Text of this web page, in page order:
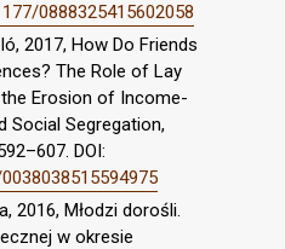
0888325415602058
2017, How Do Friends
The Role of Lay
Erosion of Income-
Social Segregation,
DOI:
2016, Młodzi dorośli.
w okresie